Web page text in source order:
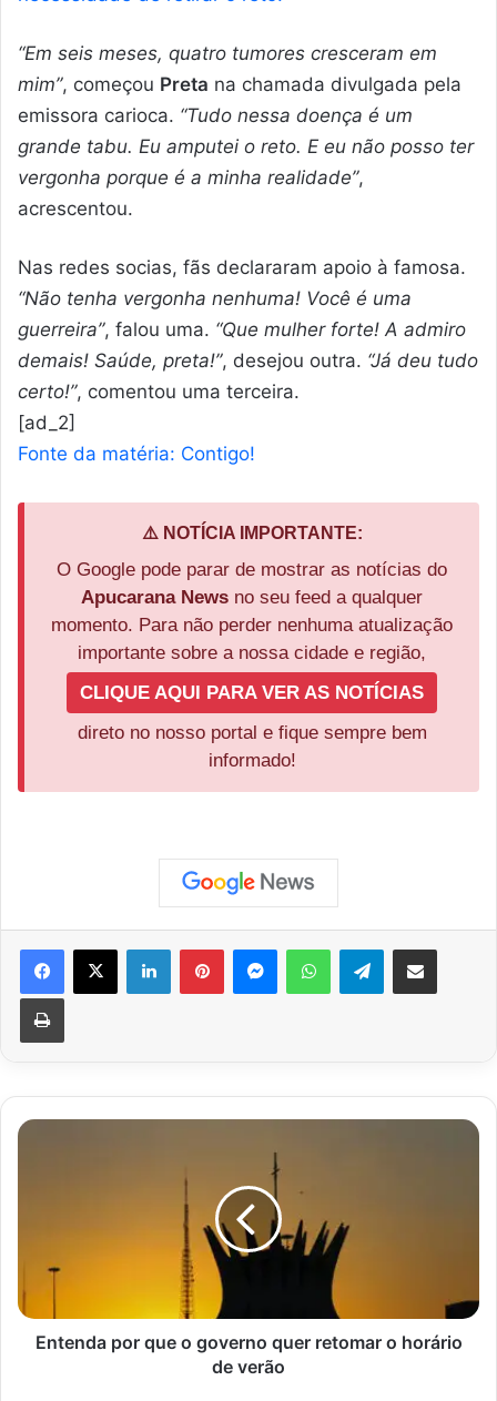
“Em seis meses, quatro tumores cresceram em
mim”, começou Preta na chamada divulgada pela
emissora carioca. “Tudo nessa doença é um
grande tabu. Eu amputei o reto. E eu não posso ter
vergonha porque é a minha realidade”,
acrescentou.
Nas redes socias, fãs declararam apoio à famosa.
“Não tenha vergonha nenhuma! Você é uma
guerreira”, falou uma. “Que mulher forte! A admiro
demais! Saúde, preta!”, desejou outra. “Já deu tudo
certo!”, comentou uma terceira.
[ad_2]
Fonte da matéria: Contigo!
⚠️ NOTÍCIA IMPORTANTE:
O Google pode parar de mostrar as notícias do
Apucarana News no seu feed a qualquer
momento. Para não perder nenhuma atualização
importante sobre a nossa cidade e região,
CLIQUE AQUI PARA VER AS NOTÍCIAS
direto no nosso portal e fique sempre bem
informado!
Facebook
X LinkedinPinterestMessengerWhatsAppTelegramCompartilhar via e-mail
Imprimir
Entenda
retomar
o
horário
Entenda por que o governo quer retomar o horário
de verão